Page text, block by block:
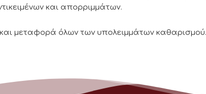
και απορριμμάτων.
μεταφορά όλων των υπολειμμάτων καθαρισμού.